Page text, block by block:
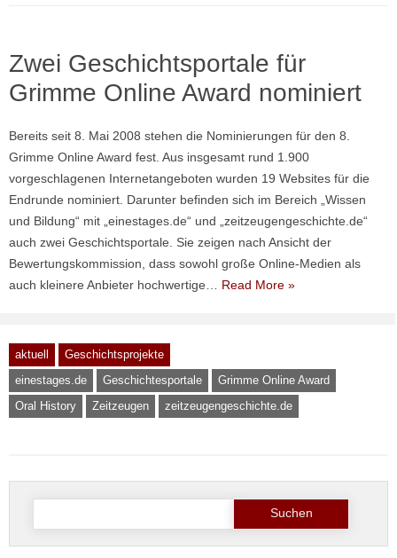
Zwei Geschichtsportale für
Grimme Online Award nominiert
Bereits seit 8. Mai 2008 stehen die Nominierungen für den 8.
Grimme Online Award fest. Aus insgesamt rund 1.900
vorgeschlagenen Internetangeboten wurden 19 Websites für die
Endrunde nominiert. Darunter befinden sich im Bereich „Wissen
und Bildung“ mit „einestages.de“ und „zeitzeugengeschichte.de“
auch zwei Geschichtsportale. Sie zeigen nach Ansicht der
Bewertungskommission, dass sowohl große Online-Medien als
auch kleinere Anbieter hochwertige… Read More »
aktuell
Geschichtsprojekte
einestages.de
Geschichtesportale
Grimme Online Award
Oral History
Zeitzeugen zeitzeugengeschichte.de
Suche